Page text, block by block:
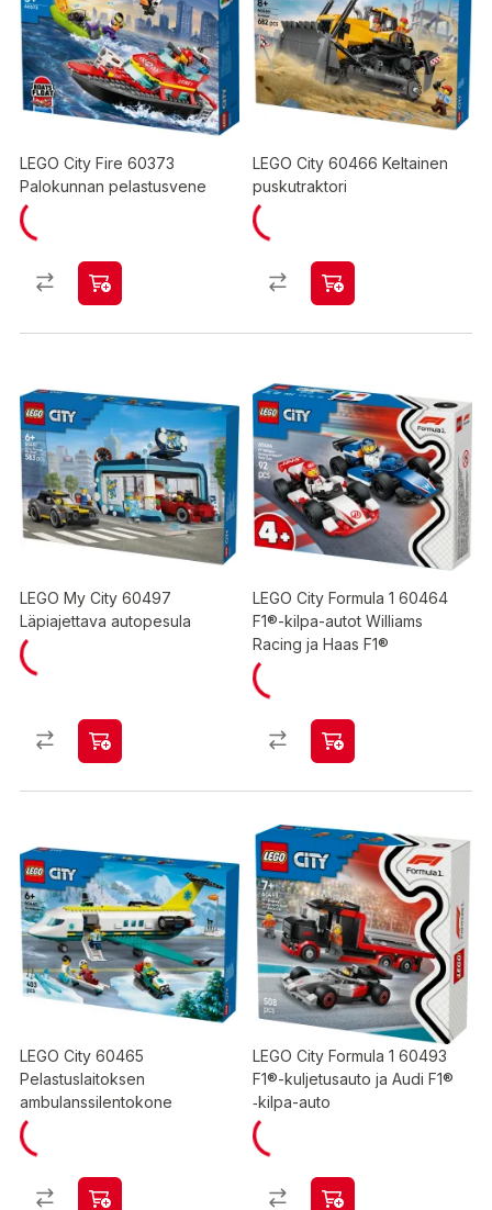
LEGO City Fire 60373
Palokunnan pelastusvene
LEGO City 60466 Keltainen
puskutraktori
LEGO My City 60497
Läpiajettava autopesula
LEGO City Formula 1 60464
F1®-kilpa-autot Williams
Racing ja Haas F1®
LEGO City 60465
Pelastuslaitoksen
ambulanssilentokone
LEGO City Formula 1 60493
F1®-kuljetusauto ja Audi F1®
‑kilpa-auto